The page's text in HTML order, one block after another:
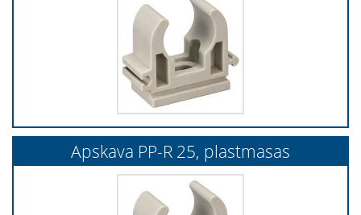
Apskava PP-R 25, plastmasas